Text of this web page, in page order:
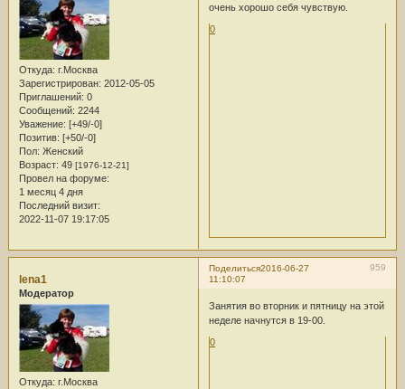
Откуда: г.Москва
Зарегистрирован: 2012-05-05
Приглашений: 0
Сообщений: 2244
Уважение: [+49/-0]
Позитив: [+50/-0]
Пол: Женский
Возраст: 49 [1976-12-21]
Провел на форуме:
1 месяц 4 дня
Последний визит:
2022-11-07 19:17:05
очень хорошо себя чувствую.
0
Поделиться 959
2016-06-27
11:10:07
lena1
Модератор
Откуда: г.Москва
Занятия во вторник и пятницу на этой
неделе начнутся в 19-00.
0